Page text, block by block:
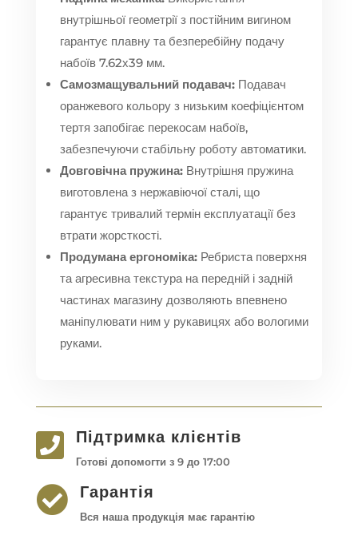
внутрішньої геометрії з постійним вигином
гарантує плавну та безперебійну подачу
набоїв 7.62х39 мм.
Самозмащувальний подавач:Подавач
оранжевого кольору з низьким коефіцієнтом
тертя запобігає перекосам набоїв,
забезпечуючи стабільну роботу автоматики.
Довговічна пружина:Внутрішня пружина
виготовлена з нержавіючої сталі, що
гарантує тривалий термін експлуатації без
втрати жорсткості.
Продумана ергономіка:Ребриста поверхня
та агресивна текстура на передній і задній
частинах магазину дозволяють впевнено
маніпулювати ним у рукавицях або вологими
руками.
 Підтримка клієнтів
Готові допомогти з 9 до 17:00
 Гарантія
Вся наша продукція має гарантію